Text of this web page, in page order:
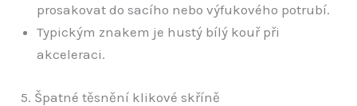
prosakovat do sacího nebo výfukového potrubí.
Typickým znakem je hustý bílý kouř při
akceleraci.
5. Špatné těsnění klikové skříně